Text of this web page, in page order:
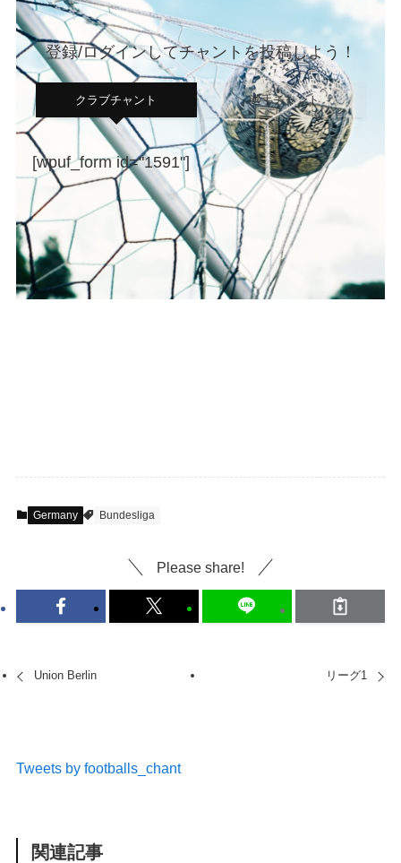
登録/ログインしてチャントを投稿しよう！
クラブチャント 選手チャント
[wpuf_form id="1591"]
Germany Bundesliga
Please share!
Union Berlin リーグ1
Tweets by footballs_chant
関連記事